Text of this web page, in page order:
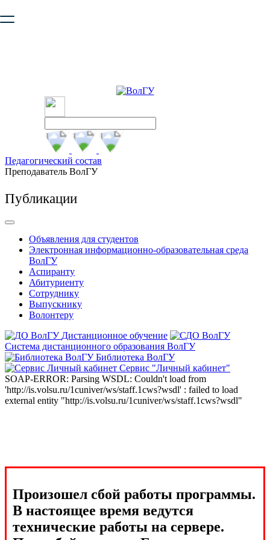
безопасную работу с сайтом. Пожалуйста
Педагогический состав
Преподаватель ВолГУ
Публикации
Объявления для студентов
Электронная информационно-образовательная среда
ВолГУ
Аспиранту
Абитуриенту
Сотруднику
Выпускнику
Волонтеру
Дистанционное обучение
Система дистанционного образования ВолГУ
Библиотека ВолГУ
Сервис "Личный кабинет"
SOAP-ERROR: Parsing WSDL: Couldn't load from
'http://is.volsu.ru/1cuniver/ws/staff.1cws?wsdl' : failed to load
external entity "http://is.volsu.ru/1cuniver/ws/staff.1cws?wsdl"
Произошел сбой работы программы.
В настоящее время ведутся
технические работы на сервере.